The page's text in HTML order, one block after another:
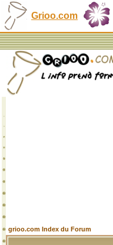
Grioo.com
grioo.com Index du Forum